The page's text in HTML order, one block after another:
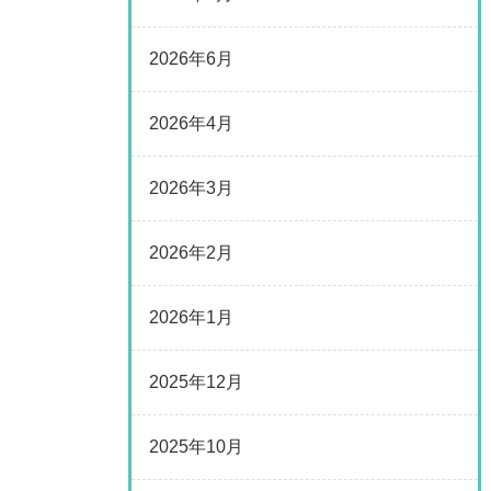
2026年6月
2026年4月
2026年3月
2026年2月
2026年1月
2025年12月
2025年10月